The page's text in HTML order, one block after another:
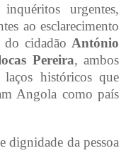
urgentes,
ao esclarecimento
do cidadão António
Pereira, ambos
históricos que
Angola como país
dignidade da pessoa